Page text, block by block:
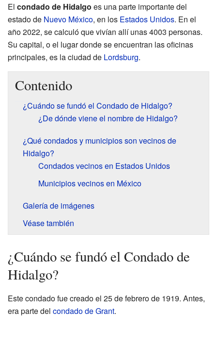
El condado de Hidalgo es una parte importante del
estado de Nuevo México, en los Estados Unidos. En el
año 2022, se calculó que vivían allí unas 4003 personas.
Su capital, o el lugar donde se encuentran las oficinas
principales, es la ciudad de Lordsburg.
Contenido
¿Cuándo se fundó el Condado de Hidalgo?
¿De dónde viene el nombre de Hidalgo?
¿Qué condados y municipios son vecinos de
Hidalgo?
Condados vecinos en Estados Unidos
Municipios vecinos en México
Galería de imágenes
Véase también
¿Cuándo se fundó el Condado de
Hidalgo?
Este condado fue creado el 25 de febrero de 1919. Antes,
era parte del condado de Grant.